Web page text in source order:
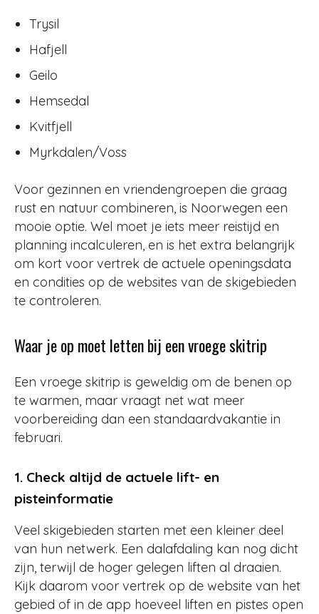
Trysil
Hafjell
Geilo
Hemsedal
Kvitfjell
Myrkdalen/Voss
Voor gezinnen en vriendengroepen die graag
rust en natuur combineren, is Noorwegen een
mooie optie. Wel moet je iets meer reistijd en
planning incalculeren, en is het extra belangrijk
om kort voor vertrek de actuele openingsdata
en condities op de websites van de skigebieden
te controleren.
Waar je op moet letten bij een vroege skitrip
Een vroege skitrip is geweldig om de benen op
te warmen, maar vraagt net wat meer
voorbereiding dan een standaardvakantie in
februari.
1. Check altijd de actuele lift- en
pisteinformatie
Veel skigebieden starten met een kleiner deel
van hun netwerk. Een dalafdaling kan nog dicht
zijn, terwijl de hoger gelegen liften al draaien.
Kijk daarom voor vertrek op de website van het
gebied of in de app hoeveel liften en pistes open